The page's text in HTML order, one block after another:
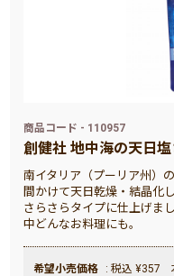
商品コード - 110957
創健社 地中海の天日
南イタリア（プーリア州）
間かけて天日乾燥・結晶化
さらさらタイプに仕上げま
中どんなお料理にも。
希望小売価格 : 税込 ¥357